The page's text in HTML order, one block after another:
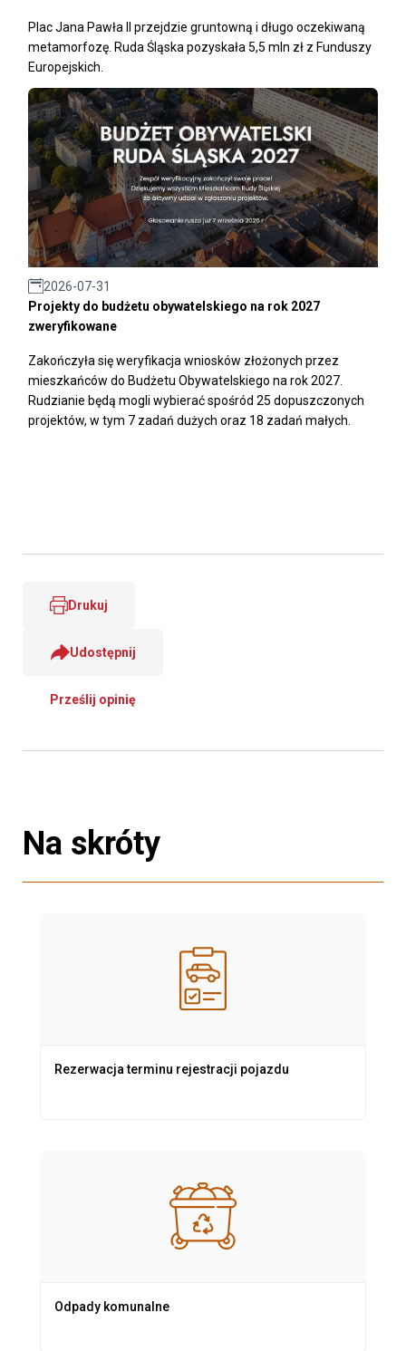
Plac Jana Pawła II przejdzie gruntowną i długo oczekiwaną
metamorfozę. Ruda Śląska pozyskała 5,5 mln zł z Funduszy
Europejskich.
2026-07-31
Projekty do budżetu obywatelskiego na rok 2027
zweryfikowane
Zakończyła się weryfikacja wniosków złożonych przez
mieszkańców do Budżetu Obywatelskiego na rok 2027.
Rudzianie będą mogli wybierać spośród 25 dopuszczonych
projektów, w tym 7 zadań dużych oraz 18 zadań małych.
Drukuj
Udostępnij
Prześlij opinię
Na skróty
Rezerwacja terminu rejestracji pojazdu
Odpady komunalne